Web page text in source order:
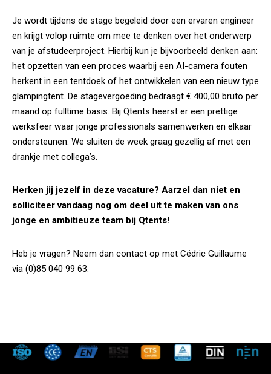
Je wordt tijdens de stage begeleid door een ervaren engineer
en krijgt volop ruimte om mee te denken over het onderwerp
van je afstudeerproject. Hierbij kun je bijvoorbeeld denken aan:
het opzetten van een proces waarbij een AI-camera fouten
herkent in een tentdoek of het ontwikkelen van een nieuw type
glampingtent. De stagevergoeding bedraagt € 400,00 bruto per
maand op fulltime basis. Bij Qtents heerst er een prettige
werksfeer waar jonge professionals samenwerken en elkaar
ondersteunen. We sluiten de week graag gezellig af met een
drankje met collega’s.
Herken jij jezelf in deze vacature? Aarzel dan niet en
solliciteer vandaag nog om deel uit te maken van ons
jonge en ambitieuze team bij Qtents!
Heb je vragen? Neem dan contact op met Cédric Guillaume
via (0)85 040 99 63.